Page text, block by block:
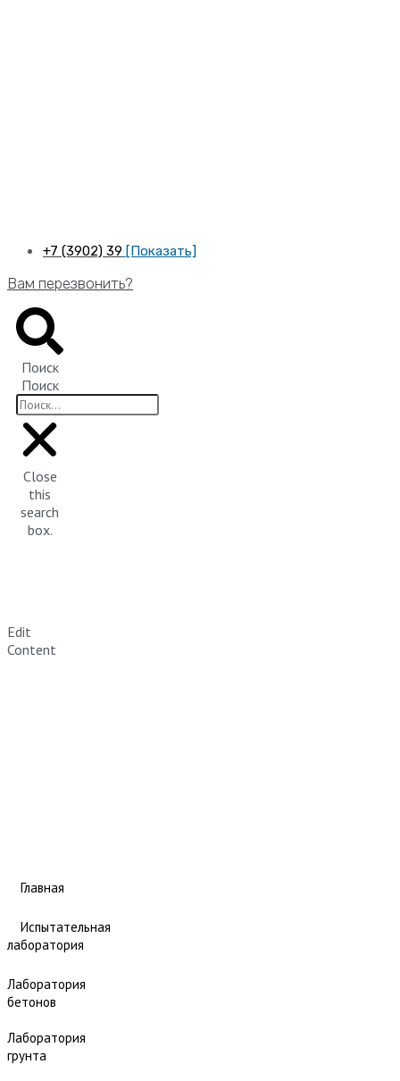
+7 (3902) 39 [Показать]
Вам перезвонить?
Поиск
Поиск
Close
this
search
box.
Edit
Content
Главная
Испытательная
лаборатория
Лаборатория
бетонов
Лаборатория
грунта